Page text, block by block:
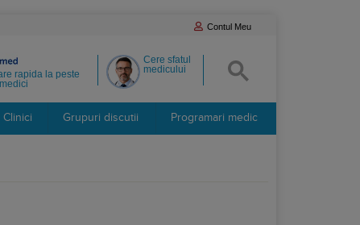
Contul Meu
Cere sfatul
medicului
rapida la peste
Clinici Grupuri discutii Programari medic